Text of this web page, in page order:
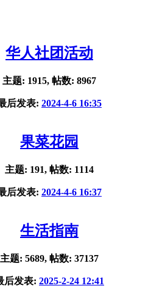
华人社团活动
主题: 1915, 帖数: 8967
后发表: 2024-4-6 16:35
果菜花园
主题: 191, 帖数: 1114
后发表: 2024-4-6 16:37
生活指南
主题: 5689, 帖数: 37137
后发表: 2025-2-24 12:41